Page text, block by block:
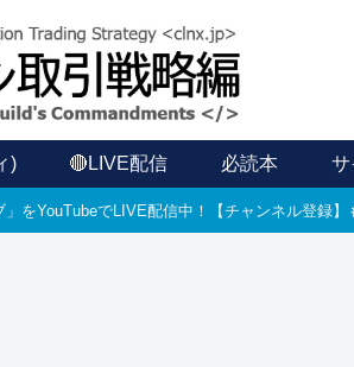
) 🔴LIVE配信 必読本 サ
をYouTubeでLIVE配信中！【チャンネル登録】